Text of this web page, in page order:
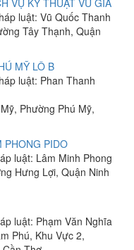
luật: Vũ Quốc Thanh
Tây Thạnh, Quận
MỸ LÔ B
luật: Phan Thanh
Phường Phú Mỹ,
PHONG PIDO
luật: Lâm Minh Phong
Hưng Lợi, Quận Ninh
luật: Phạm Văn Nghĩa
Phú, Khu Vực 2,